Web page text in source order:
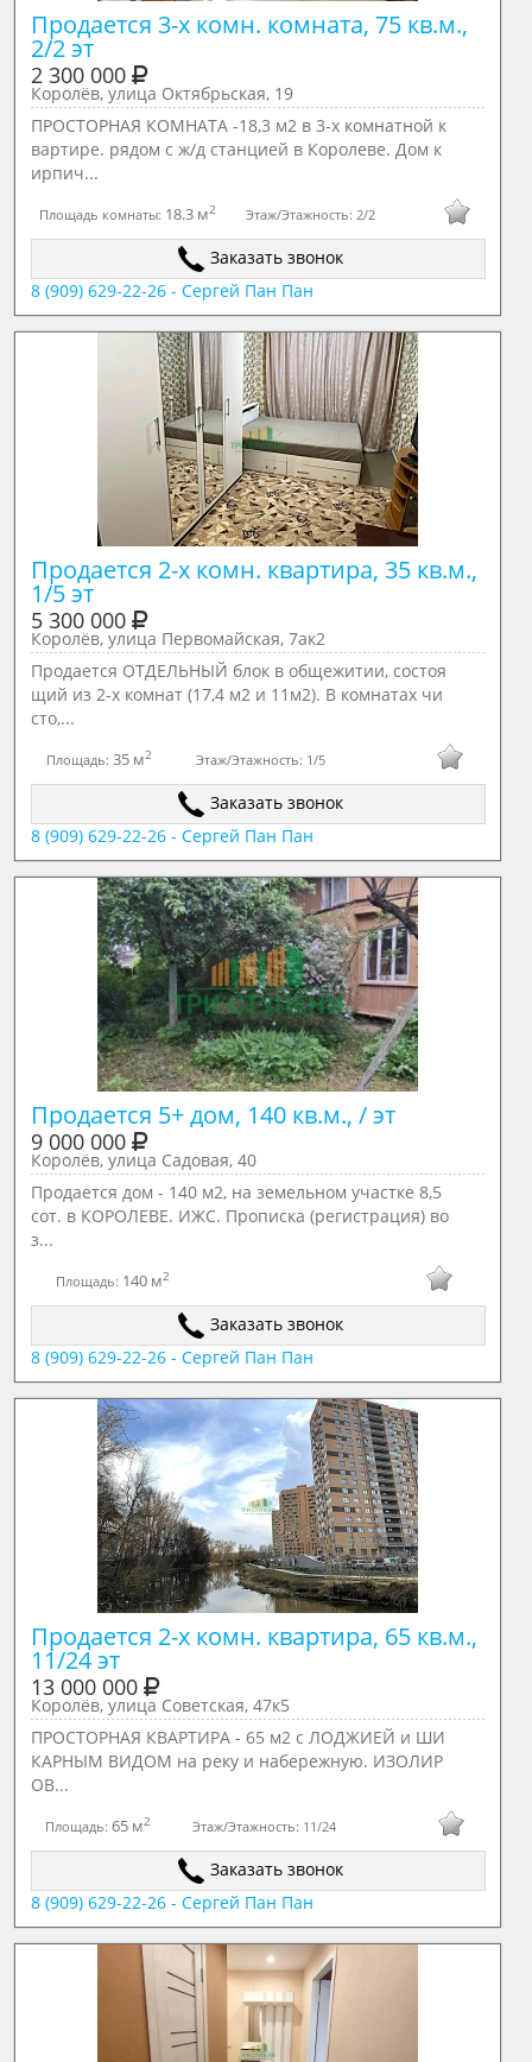
Продается 3-х комн. комната, 75 кв.м.,
2/2 эт
2 300 000
Королёв, улица Октябрьская, 19
ПРОСТОРНАЯ КОМНАТА -18,3 м2 в 3-х комнатной к
вартире. рядом с ж/д станцией в Королеве. Дом к
ирпич...
Площадь комнаты: 18.3 м2 Этаж/Этажность:2/2
Заказать звонок
8 (909) 629-22-26 - Сергей Пан Пан
Продается 2-х комн. квартира, 35 кв.м.,
1/5 эт
5 300 000
Королёв, улица Первомайская, 7ак2
Продается ОТДЕЛЬНЫЙ блок в общежитии, состоя
щий из 2-х комнат (17,4 м2 и 11м2). В комнатах чи
сто,...
Площадь:35 м2 Этаж/Этажность: 1/5
Заказать звонок
8 (909) 629-22-26 - Сергей Пан Пан
Продается 5+ дом, 140 кв.м., / эт
9 000 000
Королёв, улица Садовая, 40
Продается дом - 140 м2, на земельном участке 8,5
сот. в КОРОЛЕВЕ. ИЖС. Прописка (регистрация) во
з...
Площадь: 140 м2
Заказать звонок
8 (909) 629-22-26 - Сергей Пан Пан
Продается 2-х комн. квартира, 65 кв.м.,
11/24 эт
13 000 000
Королёв, улица Советская, 47к5
ПРОСТОРНАЯ КВАРТИРА - 65 м2 с ЛОДЖИЕЙ и ШИ
КАРНЫМ ВИДОМ на реку и набережную. ИЗОЛИР
ОВ...
Площадь:65 м2 Этаж/Этажность: 11/24
Заказать звонок
8 (909) 629-22-26 - Сергей Пан Пан